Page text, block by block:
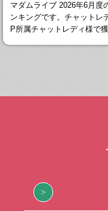
マダムライブ 2026年6月度
ンキングです。チャットレ
P所属チャットレディ様で